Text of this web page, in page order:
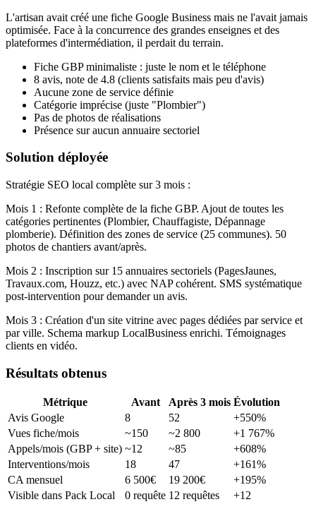
L'artisan avait créé une fiche Google Business mais ne l'avait jamais
optimisée. Face à la concurrence des grandes enseignes et des
plateformes d'intermédiation, il perdait du terrain.
Fiche GBP minimaliste : juste le nom et le téléphone
8 avis, note de 4.8 (clients satisfaits mais peu d'avis)
Aucune zone de service définie
Catégorie imprécise (juste "Plombier")
Pas de photos de réalisations
Présence sur aucun annuaire sectoriel
Solution déployée
Stratégie SEO local complète sur 3 mois :
Mois 1 : Refonte complète de la fiche GBP. Ajout de toutes les
catégories pertinentes (Plombier, Chauffagiste, Dépannage
plomberie). Définition des zones de service (25 communes). 50
photos de chantiers avant/après.
Mois 2 : Inscription sur 15 annuaires sectoriels (PagesJaunes,
Travaux.com, Houzz, etc.) avec NAP cohérent. SMS systématique
post-intervention pour demander un avis.
Mois 3 : Création d'un site vitrine avec pages dédiées par service et
par ville. Schema markup LocalBusiness enrichi. Témoignages
clients en vidéo.
Résultats obtenus
Métrique Avant Après 3 mois Évolution
Avis Google
8 52
+550%
Vues fiche/mois
~150 ~2 800
+1 767%
Appels/mois (GBP + site) ~12 ~85
+608%
Interventions/mois
18 47
+161%
CA mensuel
6 500€ 19 200€
+195%
Visible dans Pack Local
0 requête 12 requêtes +12